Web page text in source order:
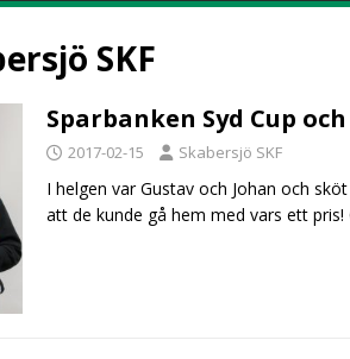
SKF
Sparbanken Syd Cup och
2017-02-15 Skabersjö SKF
I helgen var Gustav och Johan och
att de kunde gå hem med vars ett pris!